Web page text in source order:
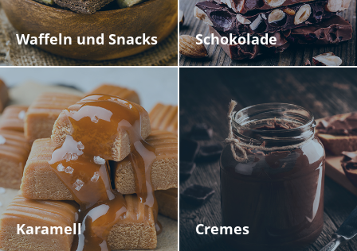
Waffeln und Snacks Schokolade
Karamell Cremes